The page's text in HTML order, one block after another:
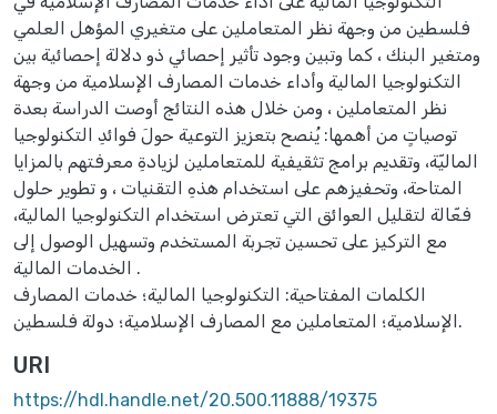
فلسطين من وجهة نظر المتعاملين على متغيري المؤهل العلمي
ومتغير البنك ، كما وتبين وجود تأثير إحصائي ذو دلالة إحصائية بين
التكنولوجيا المالية وأداء خدمات المصارف الإسلامية من وجهة
نظر المتعاملين ، ومن خلال هذه النتائج أوصت الدراسة بعدة
توصياتٍ من أهمها: يُنصح بتعزيز التوعية حولَ فوائدِ التكنولوجيا
الماليّة، وتقديم برامج تثقيفية للمتعاملين لزيادةِ معرفتهم بالمزايا
المتاحة، وتحفيزهم على استخدام هذهِ التقنيات ، و تطوير حلول
فعّالة لتقليل العوائق التي تعترض استخدام التكنولوجيا المالية،
مع التركيز على تحسين تجربة المستخدم وتسهيل الوصول إلى
الخدمات المالية .
الكلمات المفتاحية: التكنولوجيا المالية؛ خدمات المصارف
الإسلامية؛ المتعاملين مع المصارف الإسلامية؛ دولة فلسطين.
URI
https://hdl.handle.net/20.500.11888/19375